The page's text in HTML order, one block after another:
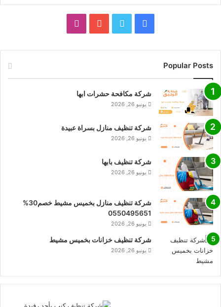
فيسبوك يوتيوب
Popular Posts
شركة مكافحة حشرات ابها
يونيو 26, 2026
شركة تنظيف منازل بسراة عبيدة
يونيو 26, 2026
شركة تنظيف بابها
يونيو 26, 2026
شركة تنظيف منازل بخميس مشيط خصم30%
0550495651
يونيو 26, 2026
شركة تنظيف خزانات بخميس مشيط
يونيو 26, 2026